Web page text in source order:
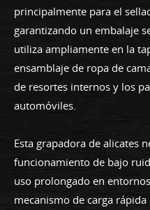
principalmente para el
garantizando un embalaje
utiliza ampliamente en la
ensamblaje de ropa de
de resortes internos y los
automóviles.
Esta grapadora de alicates
funcionamiento de bajo
uso prolongado en
mecanismo de carga